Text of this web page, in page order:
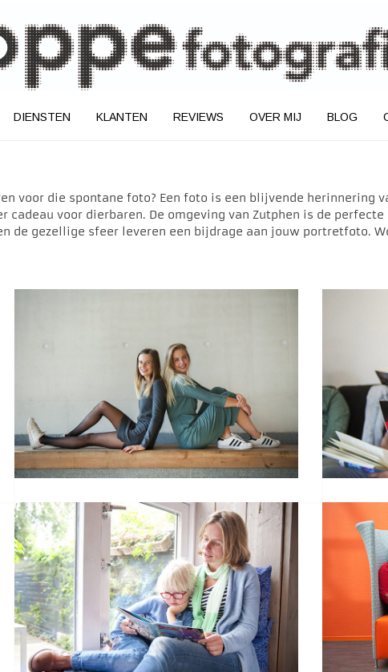
DIENSTEN KLANTEN REVIEWS OVER MIJ BLOG
voor die spontane foto? Een foto is een blijvende herinnering
voor dierbaren. De omgeving van Zutphen is de
de gezellige sfeer leveren een bijdrage aan jouw portretfoto.